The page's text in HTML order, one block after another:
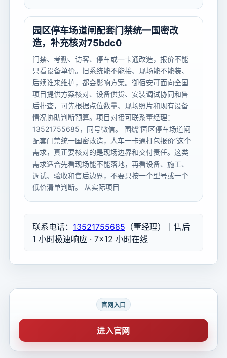
园区停车场道闸配套门禁统一国密改
造，补充核对75bdc0
门禁、考勤、访客、停车或一卡通改造，报价不能
只看设备单价。旧系统能不能接、现场能不能装、
后续谁来维护，都会影响方案。御佰安可面向全国
项目提供方案核对、设备供货、安装调试协同和售
后排查，可先根据点位数量、现场照片和现有设备
情况协助判断预算。项目对接可联系董经理：
13521755685，同号微信。 围绕“园区停车场道闸
配套门禁统一国密改造，人车一卡通打包报价”这个
需求，真正要核对的是现场边界和交付责任。这类
需求适合先看现场能不能落地，再看设备、施工、
调试、验收和售后边界，不要只按一个型号或一个
低价清单判断。 从实际项目
联系电话： 13521755685 （董经理）｜售后
1 小时极速响应 · 7×12 小时在线
官网入口
进入官网